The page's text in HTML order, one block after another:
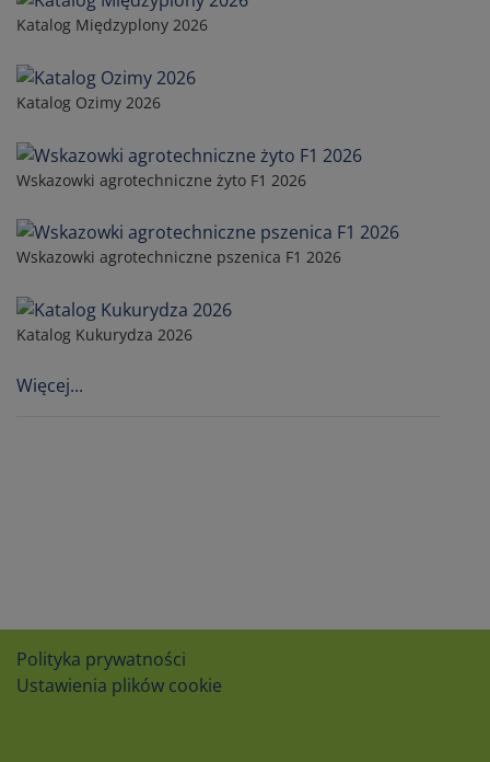
Katalog Międzyplony 2026
Katalog Ozimy 2026
Wskazowki agrotechniczne żyto F1 2026
Wskazowki agrotechniczne pszenica F1 2026
Katalog Kukurydza 2026
Więcej...
Polityka prywatności
Ustawienia plików cookie